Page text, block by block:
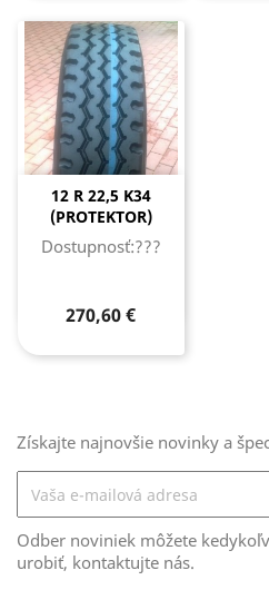
12 R 22,5 K34
(PROTEKTOR)
Dostupnosť:???
270,60 €
Získajte najnovšie novinky a
Odber noviniek môžete
urobiť, kontaktujte nás.